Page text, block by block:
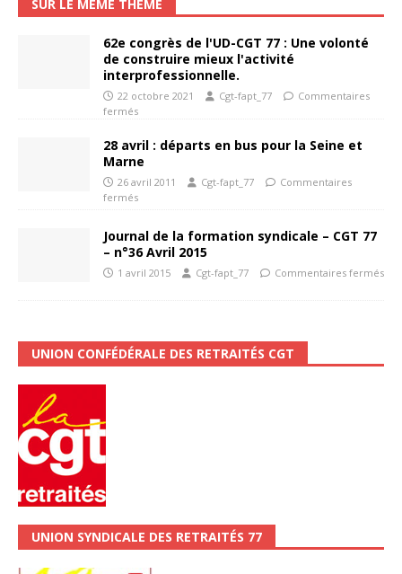
SUR LE MÊME THÈME
62e congrès de l'UD-CGT 77 : Une volonté
de construire mieux l'activité
interprofessionnelle.
22 octobre 2021 Cgt-fapt_77
Commentaires
fermés
28 avril : départs en bus pour la Seine et
Marne
26 avril 2011 Cgt-fapt_77
Commentaires
fermés
Journal de la formation syndicale – CGT 77
– n°36 Avril 2015
1 avril 2015 Cgt-fapt_77 Commentaires fermés
UNION CONFÉDÉRALE DES RETRAITÉS CGT
UNION SYNDICALE DES RETRAITÉS 77